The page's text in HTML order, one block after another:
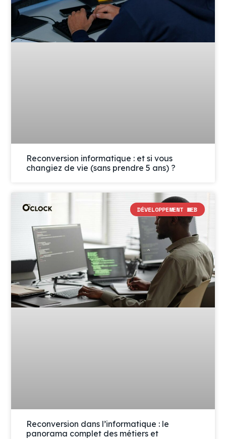
Reconversion informatique : et si vous
changiez de vie (sans prendre 5 ans) ?
DÉVELOPPEMENT WEB
Reconversion dans l’informatique : le
panorama complet des métiers et